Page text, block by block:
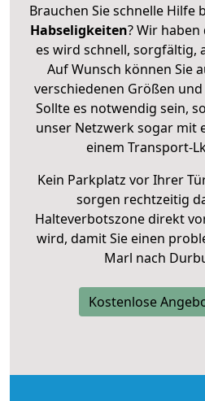
Brauchen Sie schnelle Hilfe
Habseligkeiten? Wir haben
es wird schnell, sorgfältig,
Auf Wunsch können Sie
verschiedenen Größen
Sollte es notwendig sein,
unser Netzwerk sogar mit
einem Transport-
Kein Parkplatz vor Ihrer
sorgen rechtzeitig
Halteverbotszone direkt
wird, damit Sie einen
Marl nach
Kostenlose